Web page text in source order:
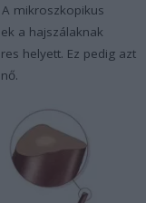
mikroszkopikus
a hajszálaknak
helyett. Ez pedig azt